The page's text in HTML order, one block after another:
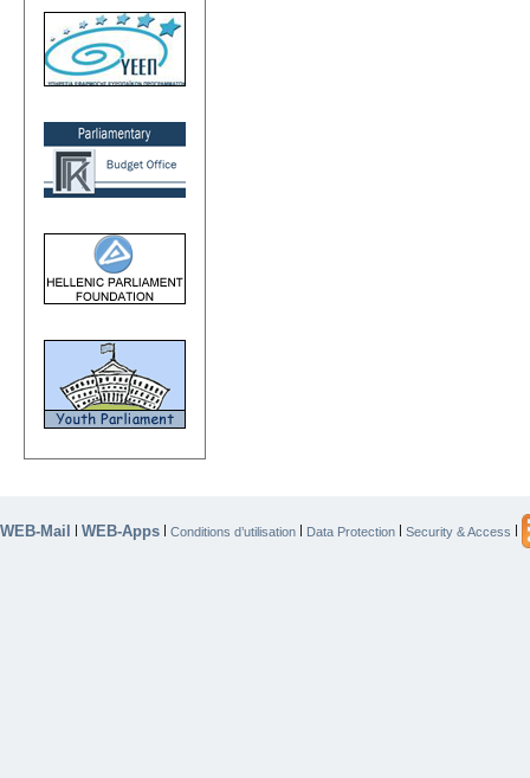
WEB-Mail WEB-Apps Conditions d’utilisation Data Protection Security & Access